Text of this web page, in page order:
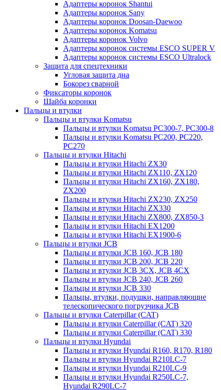
Адаптеры коронок Shantui
Адаптеры коронок Sany
Адаптеры коронок Doosan-Daewoo
Адаптеры коронок Komatsu
Адаптеры коронок Volvo
Адаптеры коронок системы ESCO SUPER V
Адаптеры коронок системы ESCO Ultralock
Защита для спецтехники
Угловая защита дна
Бокорез сварной
Фиксаторы коронок
Шайба коронки
Пальцы и втулки
Пальцы и втулки Komatsu
Пальцы и втулки Komatsu PC300-7, PC300-8
Пальцы и втулки Komatsu PC200, PC220,
PC270
Пальцы и втулки Hitachi
Пальцы и втулки Hitachi ZX30
Пальцы и втулки Hitachi ZX110, ZX120
Пальцы и втулки Hitachi ZX160, ZX180,
ZX200
Пальцы и втулки Hitachi ZX230, ZX250
Пальцы и втулки Hitachi ZX330
Пальцы и втулки Hitachi ZX800, ZX850-3
Пальцы и втулки Hitachi EX1200
Пальцы и втулки Hitachi EX1900-6
Пальцы и втулки JCB
Пальцы и втулки JCB 160, JCB 180
Пальцы и втулки JCB 200, JCB 220
Пальцы и втулки JCB 3CX, JCB 4CX
Пальцы и втулки JCB 240, JCB 260
Пальцы и втулки JCB 330
Пальцы, втулки, подушки, направляющие
телескопического погрузчика JCB
Пальцы и втулки Caterpillar (CAT)
Пальцы и втулки Caterpillar (CAT) 320
Пальцы и втулки Caterpillar (CAT) 330
Пальцы и втулки Hyundai
Пальцы и втулки Hyundai R160, R170, R180
Пальцы и втулки Hyundai R210LC-7
Пальцы и втулки Hyundai R210LC-9
Пальцы и втулки Hyundai R250LC-7,
Hyundai R290LC-7